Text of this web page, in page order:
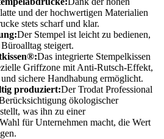
und der hochwertigen Materialien
stets scharf und klar.
Der Stempel ist leicht zu bedienen,
steigert.
Das integrierte Stempelkissen
Griffzone mit Anti-Rutsch-Effekt,
sichere Handhabung ermöglicht.
produziert:Der Trodat Professional
ökologischer
was ihn zu einer
für Unternehmen macht, die Wert